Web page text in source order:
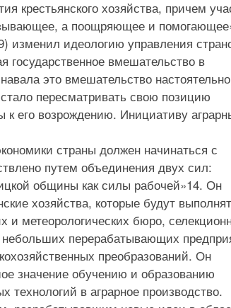
крестьянского хозяйства, причем
а поощряющее и
идеологию управления
государственное вмешательство в
это вмешательство
пересматривать свою позицию
к его возрождению. Инициативу
страны должен начинаться с
путем объединения двух сил:
общины как силы рабочей»14. Он
хозяйства, которые будут
и метеорологических бюро,
перерабатывающих
преобразований. Он
значение обучению и образованию
в аграрное производство.